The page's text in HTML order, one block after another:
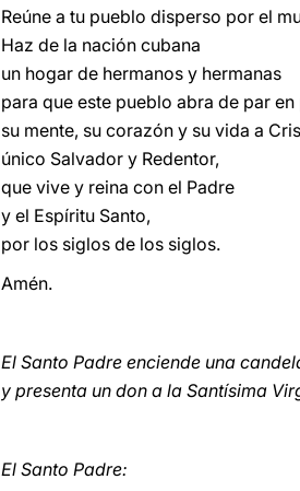
Reúne a tu pueblo disperso por el
Haz de la nación cubana
un hogar de hermanos y hermanas
para que este pueblo abra de par en
su mente, su corazón y su vida a
único Salvador y Redentor,
que vive y reina con el Padre
y el Espíritu Santo,
por los siglos de los siglos.
Amén.
El Santo Padre enciende una
y presenta un don a la Santísima
El Santo Padre: